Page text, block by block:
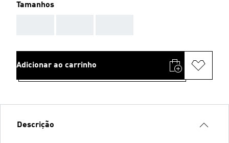
Tamanhos
Adicionar ao carrinho
Descrição